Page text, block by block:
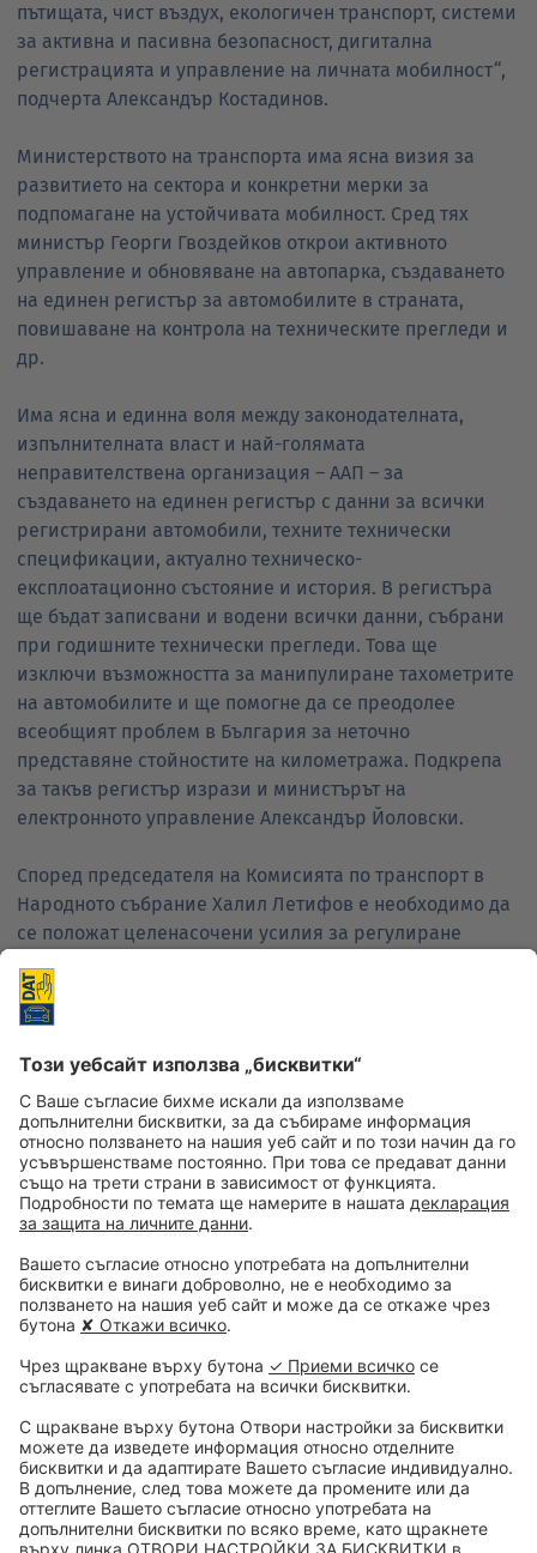
пътищата, чист въздух, екологичен транспорт, системи
за активна и пасивна безопасност, дигитална
регистрацията и управление на личната мобилност“,
подчерта Александър Костадинов.
Министерството на транспорта има ясна визия за
развитието на сектора и конкретни мерки за
подпомагане на устойчивата мобилност. Сред тях
министър Георги Гвоздейков открои активното
управление и обновяване на автопарка, създаването
на единен регистър за автомобилите в страната,
повишаване на контрола на техническите прегледи и
др.
Има ясна и единна воля между законодателната,
изпълнителната власт и най-голямата
неправителствена организация – ААП – за
създаването на единен регистър с данни за всички
регистрирани автомобили, техните технически
спецификации, актуално техническо-
експлоатационно състояние и история. В регистъра
ще бъдат записвани и водени всички данни, събрани
при годишните технически прегледи. Това ще
изключи възможността за манипулиране тахометрите
на автомобилите и ще помогне да се преодолее
всеобщият проблем в България за неточно
представяне стойностите на километража. Подкрепа
за такъв регистър изрази и министърът на
електронното управление Александър Йоловски.
Според председателя на Комисията по транспорт в
Народното събрание Халил Летифов е необходимо да
се положат целенасочени усилия за регулиране
използвани автомобили, за да се гарантира
безопасността на автопарка в България. Летифов
разработване и приемане на нужните законодателни
промени.
Зам.-министърът на иновациите и растежа Мартин
Гиков представи мерките в обсъждания Закон за
електрическата мобилност. От октомври тази година,
възможност за стимулиране закупуването на
електрически автомобили. Обсъждат се допълнителни
стимули, чрез прилагането на нулеви емисионни зони
в градовете, разширяване на политиката за
субсидиране, данъчни облекчения и други.
Обратно